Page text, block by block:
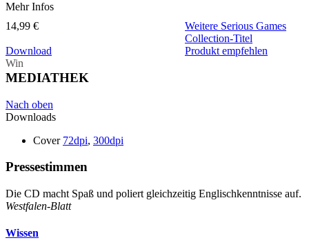
Mehr Infos
14,99 €
Download
Win
Weitere Serious Games
Collection-Titel
Produkt empfehlen
MEDIATHEK
Nach oben
Downloads
Cover 72dpi, 300dpi
Pressestimmen
Die CD macht Spaß und poliert gleichzeitig Englischkenntnisse auf.
Westfalen-Blatt
Wissen